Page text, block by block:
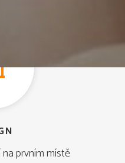
prvním místě